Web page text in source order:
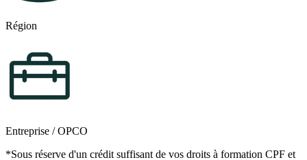
Région
Entreprise / OPCO
*Sous réserve d'un crédit suffisant de vos droits à formation CPF et